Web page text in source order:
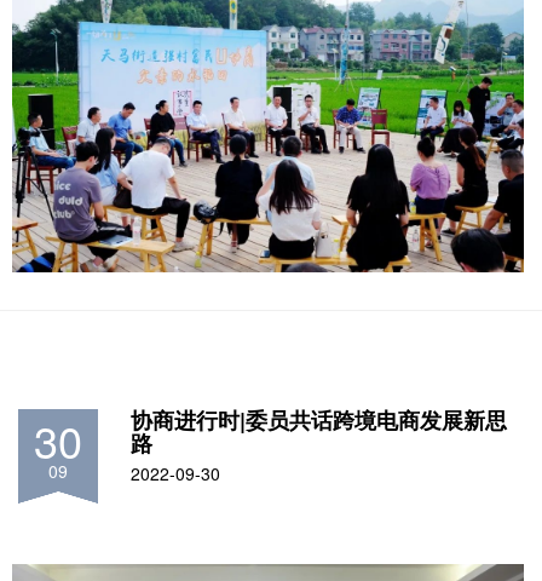
30
09
协商进行时|委员共话跨境电商发展新思
路
2022-09-30